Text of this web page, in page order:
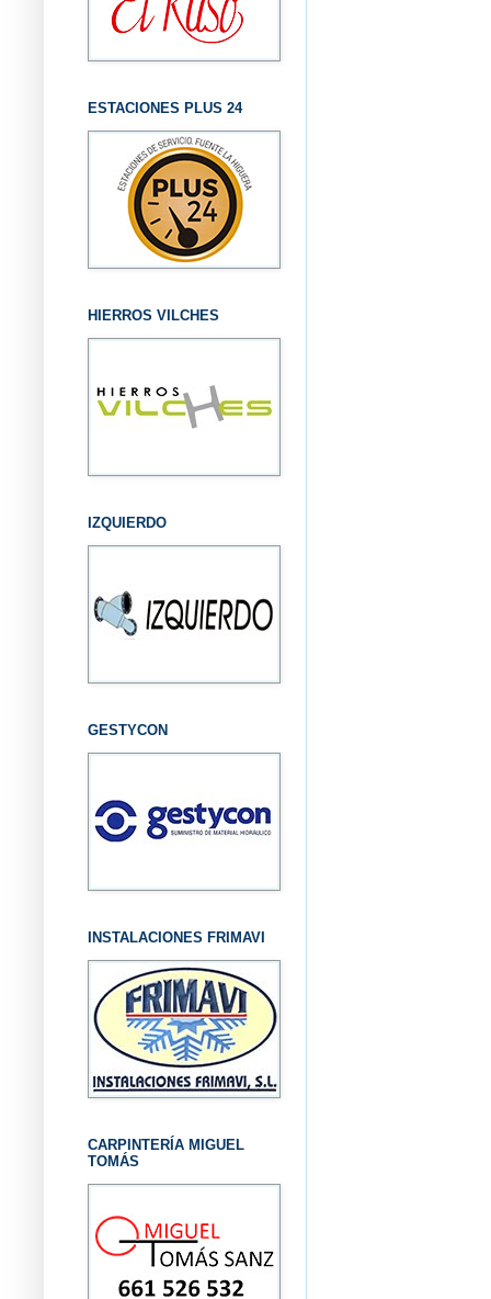
ESTACIONES PLUS 24
HIERROS VILCHES
IZQUIERDO
GESTYCON
INSTALACIONES FRIMAVI
CARPINTERÍA MIGUEL
TOMÁS